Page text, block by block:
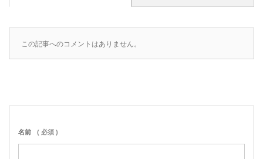
この記事へのコメントはありません。
名前 ( 必須 )